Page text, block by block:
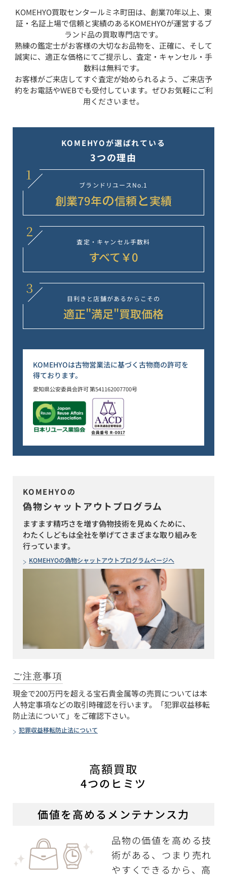
KOMEHYO買取センタールミネ町田は、創業70年以上、東
証・名証上場で信頼と実績のあるKOMEHYOが運営するブ
ランド品の買取専門店です。
熟練の鑑定士がお客様の大切なお品物を、正確に、そして
誠実に、適正な価格にてご提示し、査定・キャンセル・手
数料は無料です。
お客様がご来店してすぐ査定が始められるよう、ご来店予
約をお電話やWEBでも受付しています。ぜひお気軽にご利
用くださいませ。
KOMEHYOが選ばれている
3つの理由
1
ブランドリユース No.1
創業79年の信頼と実績
2
査定・キャンセル手数料
すべて￥0
3
目利きと店舗があるからこその
適正"満足"買取価格
KOMEHYOは古物営業法に基づく古物商の許可を
得ております。
愛知県公安委員会許可 第541162007700号
KOMEHYOの
偽物シャットアウトプログラム
ますます精巧さを増す偽物技術を見ぬくために、
わたくしどもは全社を挙げてさまざまな取り組みを
行っています。
KOMEHYOの偽物シャットアウトプログラムページへ
ご注意事項
現金で200万円を超える宝石貴金属等の売買については本
人特定事項などの取引時確認を行います。「犯罪収益移転
防止法について」をご確認下さい。
犯罪収益移転防止法について
高額買取
4つのヒミツ
価値を高めるメンテナンス力
品物の価値を高める技
術がある、つまり売れ
やすくできるから、高